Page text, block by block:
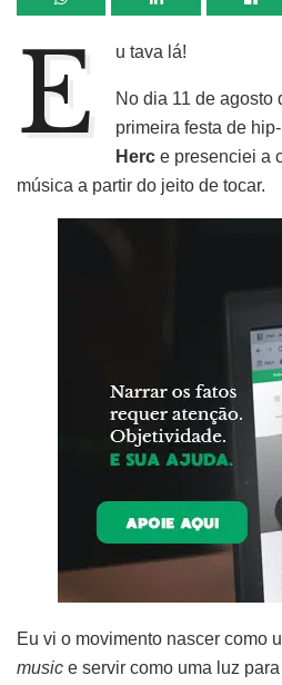
E u tava lá!
No dia 11 de agosto
primeira festa de
Herc e presenciei a
música a partir do jeito de tocar.
Eu vi o movimento nascer como
music e servir como uma luz